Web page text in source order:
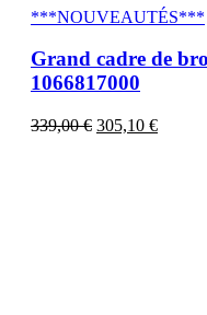
***NOUVEAUTÉS***
Grand cadre de
1066817000
339,00€ 305,10 €